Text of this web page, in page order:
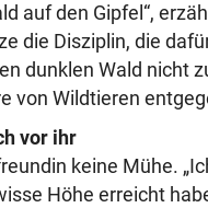
auf den Gipfel“,
die Disziplin, die
dunklen Wald nicht
von Wildtieren
vor ihr
keine Mühe.
Höhe erreicht